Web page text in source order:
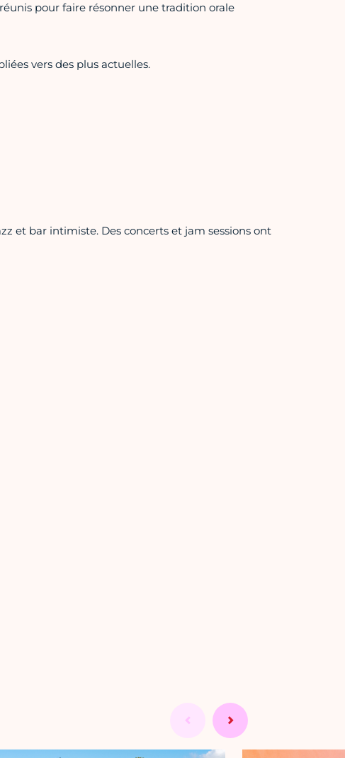
pour faire résonner une tradition orale
vers des plus actuelles.
et bar intimiste. Des concerts et jam sessions ont